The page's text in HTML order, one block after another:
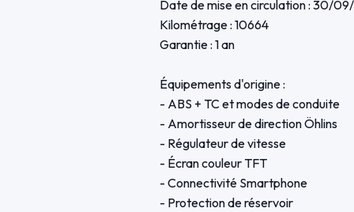
Date de mise en circulation : 30/
Kilométrage : 10664
Garantie : 1 an
Équipements d'origine :
- ABS + TC et modes de conduite
- Amortisseur de direction Öhlins
- Régulateur de vitesse
- Écran couleur TFT
- Connectivité Smartphone
- Protection de réservoir